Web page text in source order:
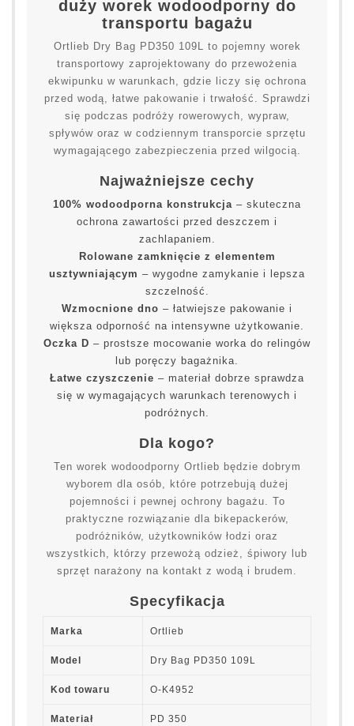
duży worek wodoodporny do
transportu bagażu
Ortlieb Dry Bag PD350 109L to pojemny worek
transportowy zaprojektowany do przewożenia
ekwipunku w warunkach, gdzie liczy się ochrona
przed wodą, łatwe pakowanie i trwałość. Sprawdzi
się podczas podróży rowerowych, wypraw,
spływów oraz w codziennym transporcie sprzętu
wymagającego zabezpieczenia przed wilgocią.
Najważniejsze cechy
100% wodoodporna konstrukcja – skuteczna
ochrona zawartości przed deszczem i
zachlapaniem.
Rolowane zamknięcie z elementem
usztywniającym – wygodne zamykanie i lepsza
szczelność.
Wzmocnione dno – łatwiejsze pakowanie i
większa odporność na intensywne użytkowanie.
Oczka D – prostsze mocowanie worka do relingów
lub poręczy bagażnika.
Łatwe czyszczenie – materiał dobrze sprawdza
się w wymagających warunkach terenowych i
podróżnych.
Dla kogo?
Ten worek wodoodporny Ortlieb będzie dobrym
wyborem dla osób, które potrzebują dużej
pojemności i pewnej ochrony bagażu. To
praktyczne rozwiązanie dla bikepackerów,
podróżników, użytkowników łodzi oraz
wszystkich, którzy przewożą odzież, śpiwory lub
sprzęt narażony na kontakt z wodą i brudem.
Specyfikacja
Marka Ortlieb
Model Dry Bag PD350 109L
Kod towaru O-K4952
Materiał PD 350